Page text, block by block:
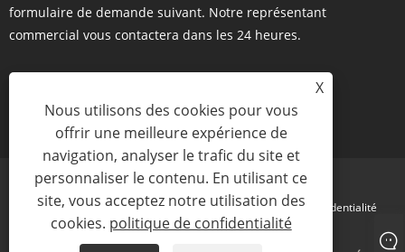
formulaire de demande suivant. Notre représentant
commercial vous contactera dans les 24 heures.
ENQUÊTE MAINTENANT
Links Sitemap RSS XML politique de confidentialité
X
Nous utilisons des cookies pour vous
offrir une meilleure expérience de
navigation, analyser le trafic du site et
personnaliser le contenu. En utilisant ce
site, vous acceptez notre utilisation des
cookies. politique de confidentialité